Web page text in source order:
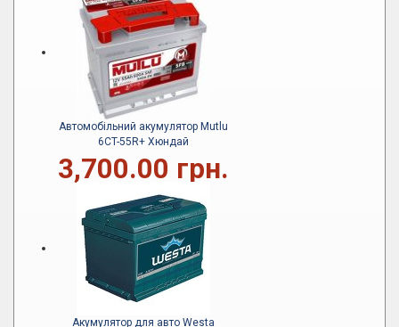
Автомобільний акумулятор Mutlu
6CT-55R+ Хюндай
3,700.00 грн.
Акумулятор для авто Westa